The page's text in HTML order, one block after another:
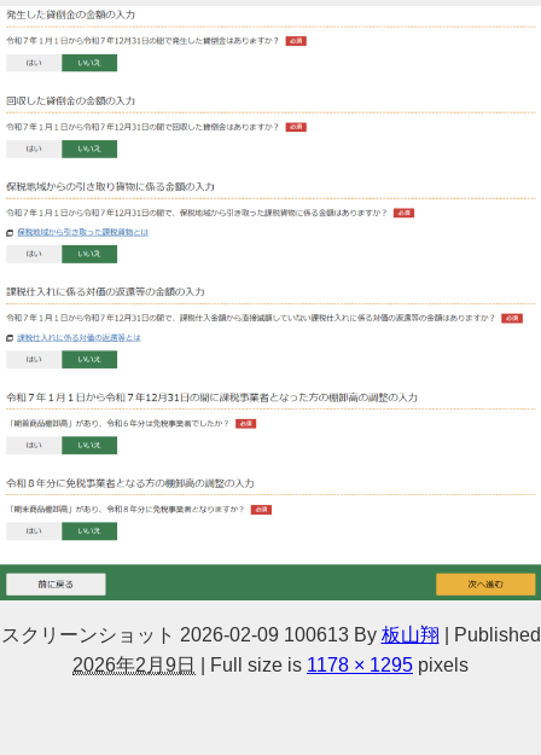
スクリーンショット 2026-02-09 100613 By 板山翔
Published
2026年2月9日
Full size is 1178 × 1295 pixels